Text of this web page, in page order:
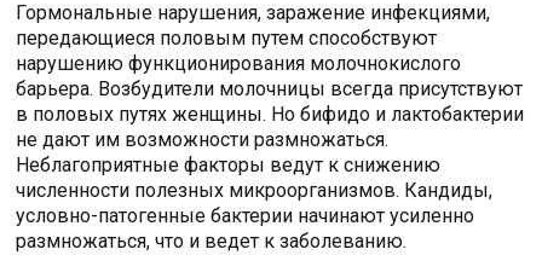
Гормональные нарушения, заражение инфекциями,
передающиеся половым путем способствуют
нарушению функционирования молочнокислого
барьера. Возбудители молочницы всегда присутствуют
в половых путях женщины. Но бифидо и лактобактерии
не дают им возможности размножаться.
Неблагоприятные факторы ведут к снижению
численности полезных микроорганизмов. Кандиды,
условно-патогенные бактерии начинают усиленно
размножаться, что и ведет к заболеванию.